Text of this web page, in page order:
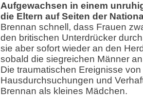
Aufgewachsen in einem
die Eltern auf Seiten der
Brennan schnell, dass Frauen
den britischen Unterdrücker
sie aber sofort wieder an den
sobald die siegreichen Männer
Die traumatischen Ereignisse
Hausdurchsuchungen und
Brennan als kleines Mädchen.